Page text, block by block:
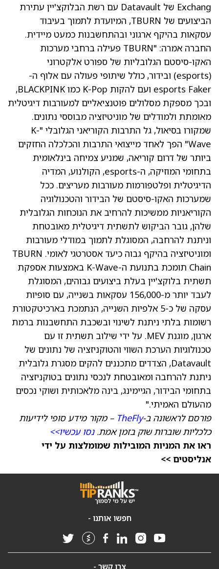
Exchang של Datavault עם רשת הבלוקצ'יין עתירת
הביצועים של TBURN, המיועדת לתמוך בעיבוד
עסקאות בהיקף ארגוני ובהתחשבנות כמעט מיידית.
החברה אמרה: "TBURN פעילה ברחבי מערכות
האקו-סיסטם הגלובליות של ספורט אלקטרוני
(esports) ובידור, כולל שיתופי פעולה עם אלוף ה-
esports Faker ועם להקות K-Pop כמו BLACKPINK,
ובכך מספקת מסלולים פוטנציאליים למעורבות דיגיטלית
מאומתת ולמודלים של מוניטיזציה מבוססי נתונים.
שמקורו בסיאול, גל התרבות הקוריאני הגלובלי "K-
Wave" הפך לאחד מייצואי התרבות והכלכלה החזקים
ביותר של דרום קוריאה, שמניע צמיחה בינלאומית
בתחומי המוזיקה, ה-esports, הקולנוע, המדיה
הדיגיטלית ופלטפורמות מעורבות מעריצים. ככל
שמערכות האקו-סיסטם של הבידור והטכנולוגיה
הקוריאניות ממשיכות להרחיב את הנוכחות הגלובלית
שלהן, גובר הביקוש לתשתית דיגיטלית מאובטחת
וניתנת להרחבה, המסוגלת לתמוך במודלי מעורבות
ומוניטיזציה בהיקף גבוה כיעד אסטרטגי לאומי. TBURN
Chain תומכת בתנועת ה-K-Wave באמצעות אספקת
תשתית בלוקצ'יין בעלת ביצועים גבוהים, המסוגלת
לעבד יותר מ-156,000 עסקאות בשנייה, עם סופיות
עסקה של כ-5 אלפיות השנייה, הנתמכת בארכיטקטורת
רשומות בלתי ניתנת לשינוי ובשכבת התחשבנות ברמת
ארגון, מוגנת MEV. על ידי שילוב תשתית זו עם
טכנולוגיות הערכת השווי והטוקניזציה של נתונים של
Datavault, הצדדים מתכננים להקים מסגרת גלובלית
ניתנת להרחבה ומאובטחת לנכסי נתונים בטוקניזציה
בתחומי הבידור, הגיימינג, בינה מלאכותית ושוקי נכסים
מהעולם האמיתי."
פורסם לראשונה ב-TheFly – מקור מידע סופי לידיעות
כלכליות שוברות שוק בזמן אמת.נסו עכשיו>>
ראו את המניות המובילות שמומלצות על ידי
אנליסטים >>
חפשו אותנו -
צרו קשר -